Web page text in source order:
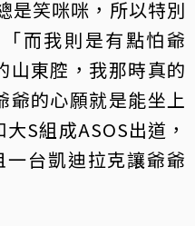
是笑咪咪，所以特別
而我則是有點怕爺
山東腔，我那時真的
爺的心願就是能坐上
S組成ASOS出道，
台凱迪拉克讓爺爺